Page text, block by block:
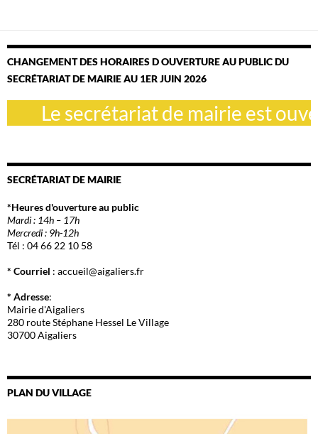
CHANGEMENT DES HORAIRES D OUVERTURE AU PUBLIC DU
SECRÉTARIAT DE MAIRIE AU 1ER JUIN 2026
Le secrétariat de mairie est
SECRÉTARIAT DE MAIRIE
*Heures d'ouverture au public
Mardi : 14h – 17h
Mercredi : 9h-12h
Tél : 04 66 22 10 58
* Courriel : accueil@aigaliers.fr
* Adresse:
Mairie d'Aigaliers
280 route Stéphane Hessel Le Village
30700 Aigaliers
PLAN DU VILLAGE